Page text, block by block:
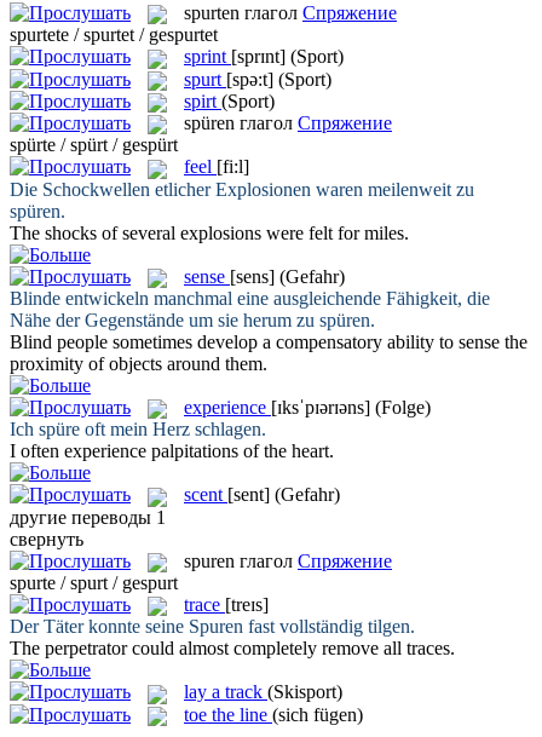
spurten глагол Спряжение
spurtete / spurtet / gespurtet
sprint [sprɪnt] (Sport)
spurt [spə:t] (Sport)
spirt (Sport)
spüren глагол Спряжение
spürte / spürt / gespürt
feel [fi:l]
Die Schockwellen etlicher Explosionen waren meilenweit zu
spüren.
The shocks of several explosions were felt for miles.
sense [sens] (Gefahr)
Blinde entwickeln manchmal eine ausgleichende Fähigkeit, die
Nähe der Gegenstände um sie herum zu spüren.
Blind people sometimes develop a compensatory ability to sense the
proximity of objects around them.
experience [ɪksˈpɪərɪəns] (Folge)
Ich spüre oft mein Herz schlagen.
I often experience palpitations of the heart.
scent [sent] (Gefahr)
другие переводы 1
свернуть
spuren глагол Спряжение
spurte / spurt / gespurt
trace [treɪs]
Der Täter konnte seine Spuren fast vollständig tilgen.
The perpetrator could almost completely remove all traces.
lay a track (Skisport)
toe the line (sich fügen)